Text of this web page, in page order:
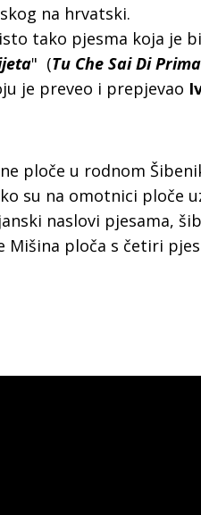
na hrvatski.
tako pjesma koja je
" (Tu Che Sai Di
je preveo i prepjevao
ploče u rodnom
su na omotnici ploče
naslovi pjesama,
Mišina ploča s četiri